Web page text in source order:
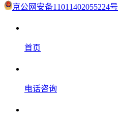
京公网安备11011402055224号
首页
电话咨询